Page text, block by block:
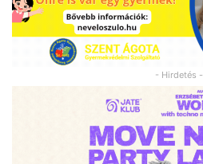
- Hirdetés -